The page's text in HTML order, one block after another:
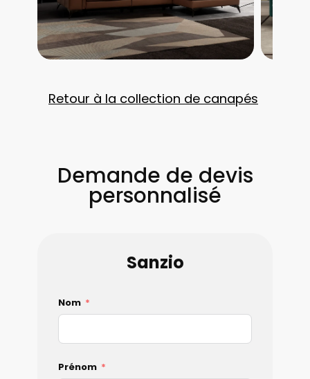
Retour à la collection de canapés
Demande de devis
personnalisé
Sanzio
Nom
Prénom